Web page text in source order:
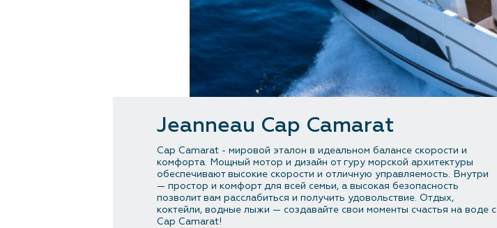
Контакты
Jeanneau Cap Camarat
Cap Camarat - мировой эталон в идеальном балансе скорости и
комфорта. Мощный мотор и дизайн от гуру морской архитектуры
обеспечивают высокие скорости и отличную управляемость. Внутри
— простор и комфорт для всей семьи, а высокая безопасность
позволит вам расслабиться и получить удовольствие. Отдых,
коктейли, водные лыжи — создавайте свои моменты счастья на воде с
Cap Camarat!